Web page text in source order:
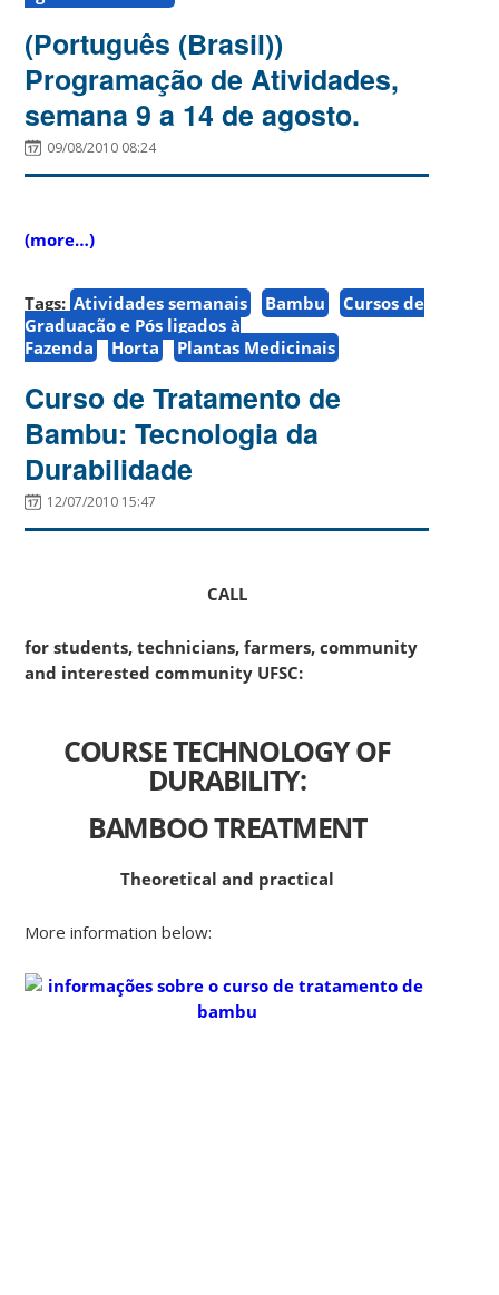
(Português (Brasil))
Programação de Atividades,
semana 9 a 14 de agosto.
09/08/2010 08:24
(more…)
Tags: Atividades semanais Bambu
Cursos de
Graduação e Pós ligados à
Fazenda
Horta Plantas Medicinais
Curso de Tratamento de
Bambu: Tecnologia da
Durabilidade
12/07/2010 15:47
CALL
for students, technicians, farmers, community
and interested community UFSC:
COURSE TECHNOLOGY OF
DURABILITY:
BAMBOOTREATMENT
Theoretical and practical
More information below: